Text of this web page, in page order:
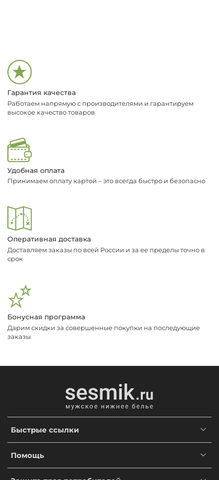
Гарантия качества
Работаем напрямую с производителями и гарантируем
высокое качество товаров
Удобная оплата
Принимаем оплату картой – это всегда быстро и безопасно
Оперативная доставка
Доставляем заказы по всей России и за ее пределы точно в
срок
Бонусная программа
Дарим скидки за совершенные покупки на последующие
заказы
Быстрые ссылки
Помощь